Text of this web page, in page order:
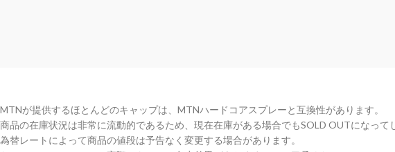
MTNが提供するほとんどのキャップは、MTNハードコアスプレーと互換性があります。
商品の在庫状況は非常に流動的であるため、現在在庫がある場合でもSOLD OUTになっ
為替レートによって商品の値段は予告なく変更する場合があります。